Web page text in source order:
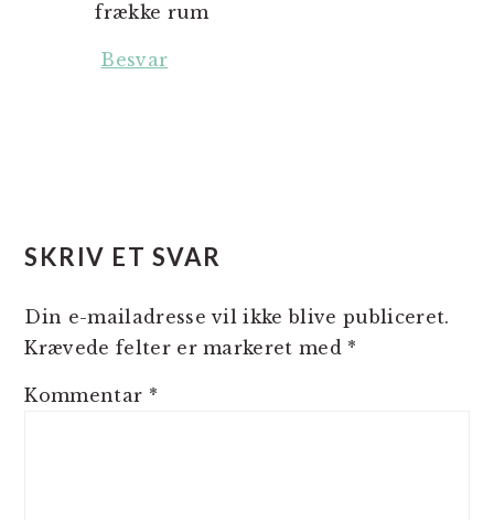
frække rum
Besvar
SKRIV ET SVAR
Din e-mailadresse vil ikke blive publiceret.
Krævede felter er markeret med *
Kommentar *